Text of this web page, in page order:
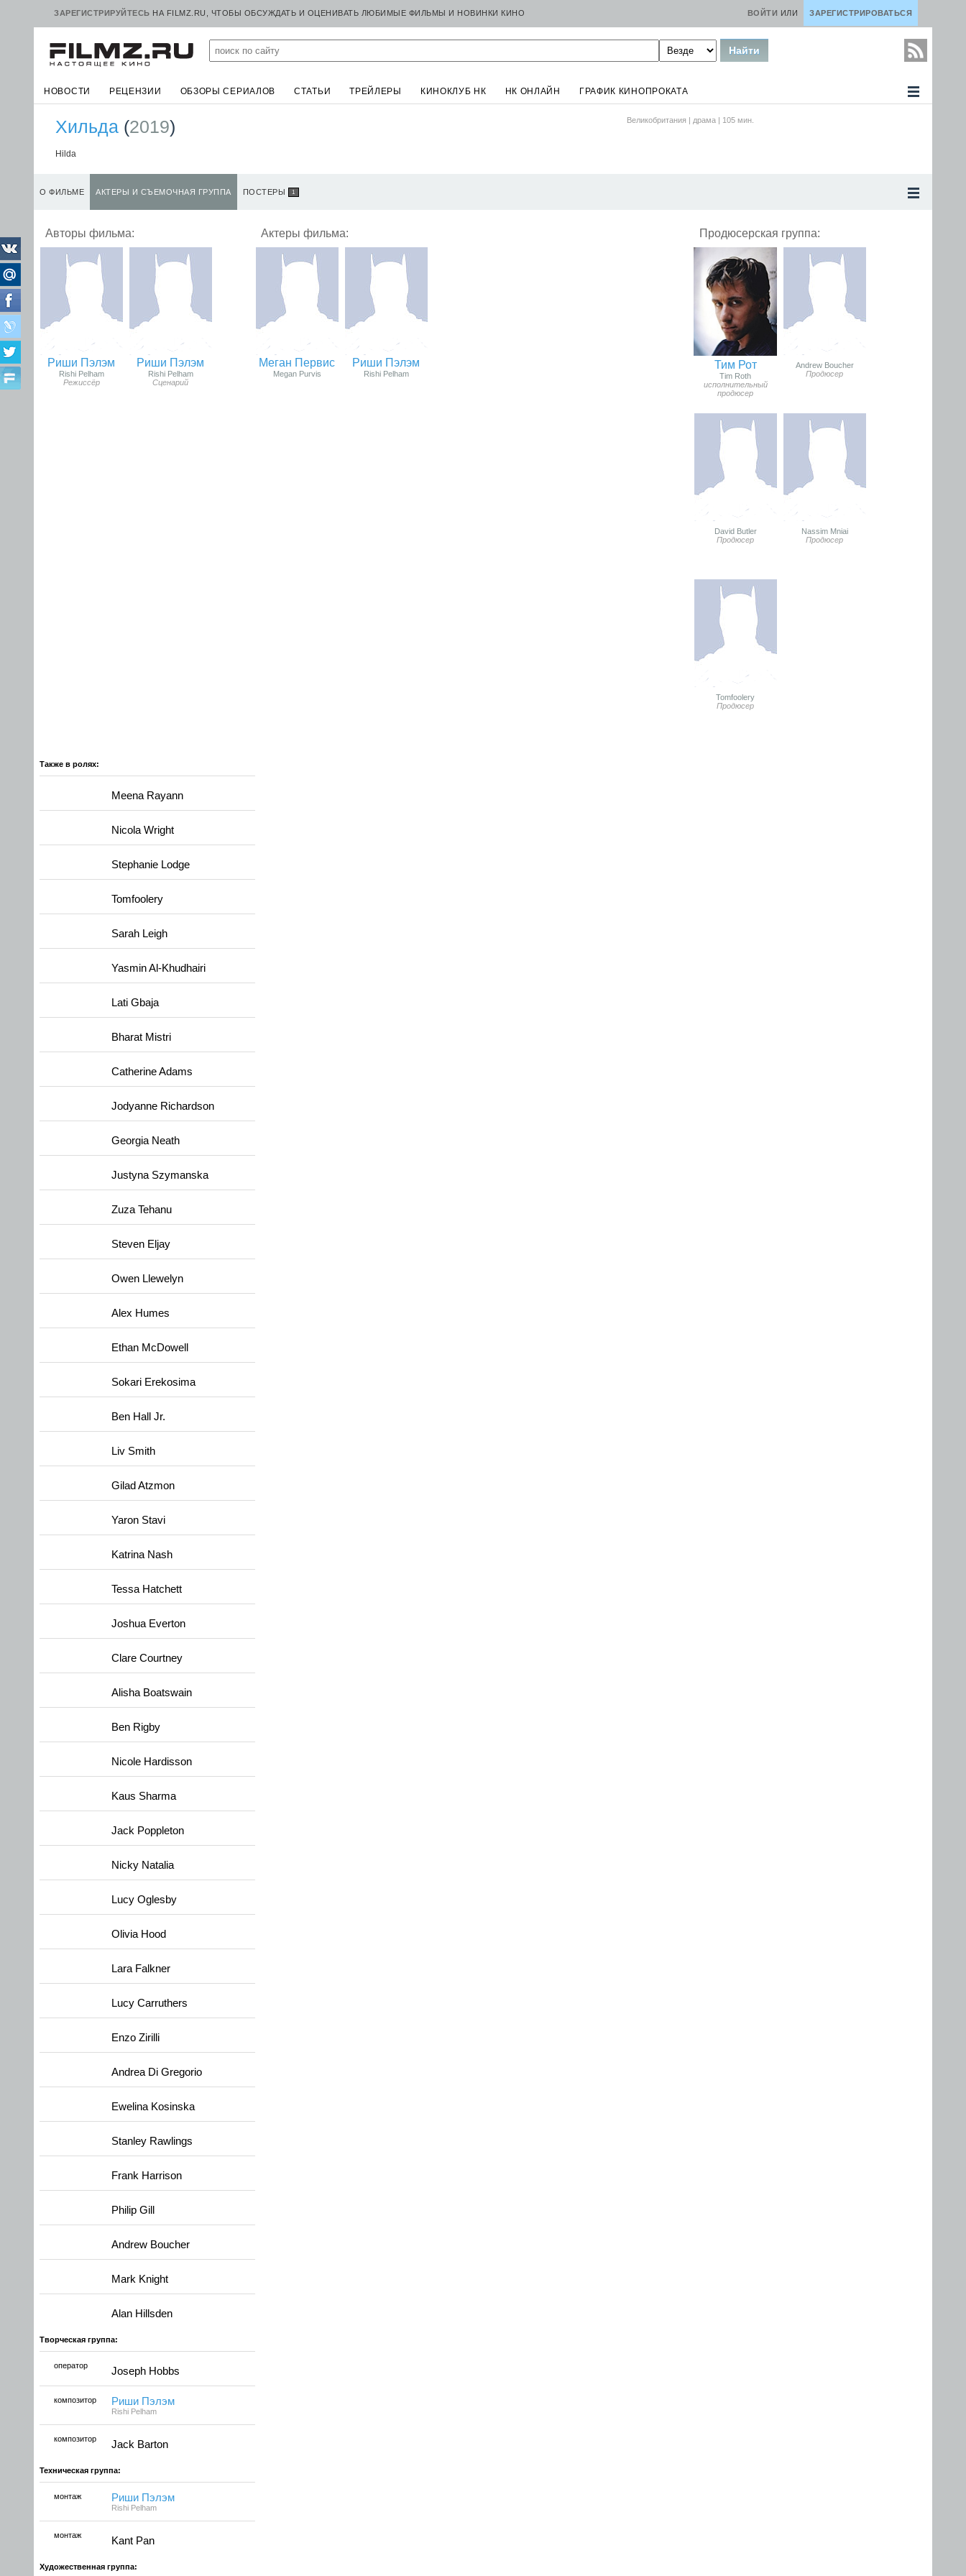
ЗАРЕГИСТРИРУЙТЕСЬ НА FILMZ.RU, ЧТОБЫ ОБСУЖДАТЬ И ОЦЕНИВАТЬ ЛЮБИМЫЕ ФИЛЬМЫ И НОВИНКИ КИНО ЗАРЕГИСТРИРОВАТЬСЯ
ВОЙТИ ИЛИ
НОВОСТИ РЕЦЕНЗИИ ОБЗОРЫ СЕРИАЛОВ СТАТЬИ ТРЕЙЛЕРЫ КИНОКЛУБ НК НК ОНЛАЙН ГРАФИК КИНОПРОКАТА
Хильда (2019)
Hilda
Великобритания | драма | 105 мин.
О ФИЛЬМЕ АКТЕРЫ И СЪЕМОЧНАЯ ГРУППА ПОСТЕРЫ 1
Авторы фильма:
Риши Пэлэм
Rishi Pelham
Режиссёр
Риши Пэлэм
Rishi Pelham
Сценарий
Актеры фильма:
Меган Первис
Megan Purvis
Риши Пэлэм
Rishi Pelham
Продюсерская группа:
Тим Рот
Tim Roth
исполнительный
продюсер
Andrew Boucher
Продюсер
David Butler
Продюсер
Nassim Mniai
Продюсер
Tomfoolery
Продюсер
Также в ролях:
Meena Rayann
Nicola Wright
Stephanie Lodge
Tomfoolery
Sarah Leigh
Yasmin Al-Khudhairi
Lati Gbaja
Bharat Mistri
Catherine Adams
Jodyanne Richardson
Georgia Neath
Justyna Szymanska
Zuza Tehanu
Steven Eljay
Owen Llewelyn
Alex Humes
Ethan McDowell
Sokari Erekosima
Ben Hall Jr.
Liv Smith
Gilad Atzmon
Yaron Stavi
Katrina Nash
Tessa Hatchett
Joshua Everton
Clare Courtney
Alisha Boatswain
Ben Rigby
Nicole Hardisson
Kaus Sharma
Jack Poppleton
Nicky Natalia
Lucy Oglesby
Olivia Hood
Lara Falkner
Lucy Carruthers
Enzo Zirilli
Andrea Di Gregorio
Ewelina Kosinska
Stanley Rawlings
Frank Harrison
Philip Gill
Andrew Boucher
Mark Knight
Alan Hillsden
Творческая группа:
оператор Joseph Hobbs
композитор Риши Пэлэм
Rishi Pelham
композитор Jack Barton
Техническая группа:
монтаж Риши Пэлэм
Rishi Pelham
монтаж Kant Pan
Художественная группа: